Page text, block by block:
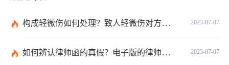
2023-07-07
构成轻微伤如何处理？致人轻微伤对方不出院讹人怎么办？
2023-07-07
如何辨认律师函的真假？电子版的律师函是真的吗？